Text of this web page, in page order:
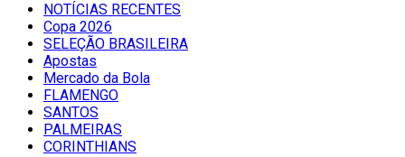
NOTÍCIAS RECENTES
Copa 2026
SELEÇÃO BRASILEIRA
Apostas
Mercado da Bola
FLAMENGO
SANTOS
PALMEIRAS
CORINTHIANS